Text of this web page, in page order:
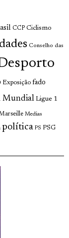
CCP Ciclismo
Conselho das
Exposição fado
Mundial Ligue 1
Medias
política PS PSG